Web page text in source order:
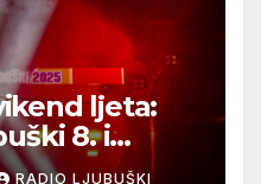
ljeta:
8. i
RADIO LJUBUŠKI